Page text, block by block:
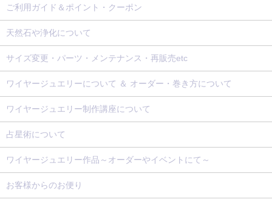
ご利用ガイド＆ポイント・クーポン
天然石や浄化について
サイズ変更・パーツ・メンテナンス・再販売etc
ワイヤージュエリーについて ＆ オーダー・巻き方について
ワイヤージュエリー制作講座について
占星術について
ワイヤージュエリー作品～オーダーやイベントにて～
お客様からのお便り